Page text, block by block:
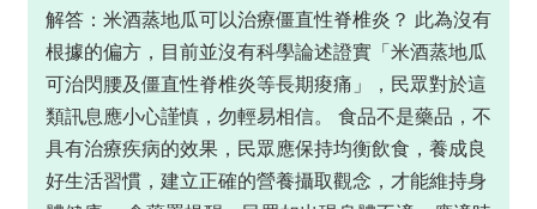
解答：米酒蒸地瓜可以治療僵直性脊椎炎？ 此為沒有
根據的偏方，目前並沒有科學論述證實「米酒蒸地瓜
可治閃腰及僵直性脊椎炎等長期痠痛」，民眾對於這
類訊息應小心謹慎，勿輕易相信。 食品不是藥品，不
具有治療疾病的效果，民眾應保持均衡飲食，養成良
好生活習慣，建立正確的營養攝取觀念，才能維持身